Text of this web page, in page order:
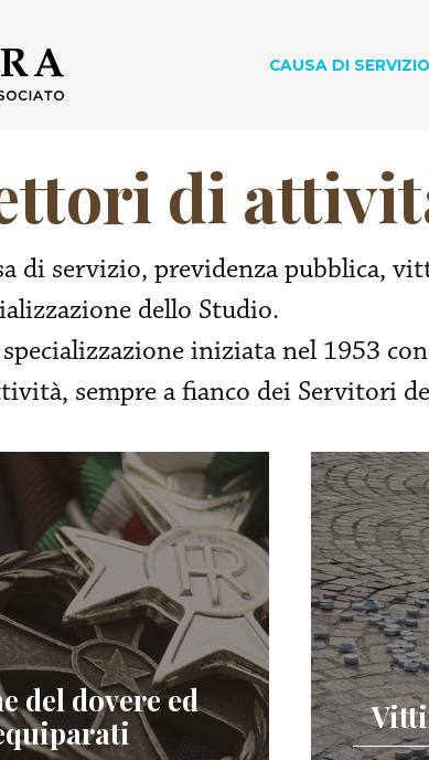
CAUSA DI SERVIZIO
di
di servizio, previdenza pubblica,
dello Studio.
iniziata nel 1953
sempre a fianco dei Servitori
del dovere ed